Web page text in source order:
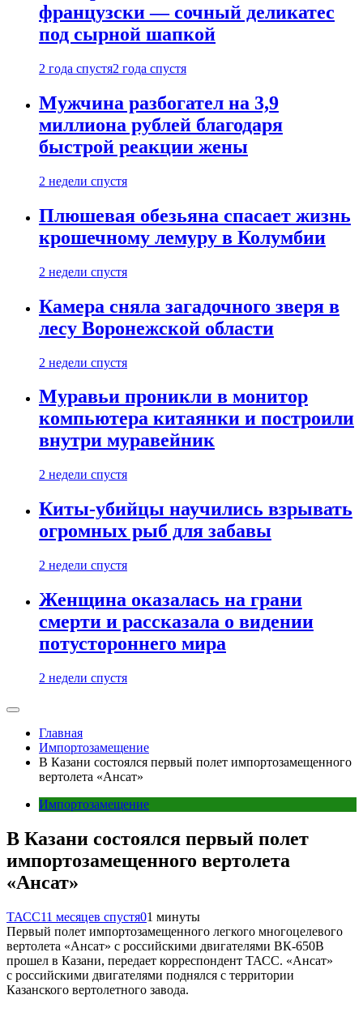
французски — сочный деликатес
под сырной шапкой
2 года спустя2 года спустя
Мужчина разбогател на 3,9
миллиона рублей благодаря
быстрой реакции жены
2 недели спустя
Плюшевая обезьяна спасает жизнь
крошечному лемуру в Колумбии
2 недели спустя
Камера сняла загадочного зверя в
лесу Воронежской области
2 недели спустя
Муравьи проникли в монитор
компьютера китаянки и построили
внутри муравейник
2 недели спустя
Киты-убийцы научились взрывать
огромных рыб для забавы
2 недели спустя
Женщина оказалась на грани
смерти и рассказала о видении
потустороннего мира
2 недели спустя
Главная
Импортозамещение
В Казани состоялся первый полет импортозамещенного
вертолета «Ансат»
Импортозамещение
В Казани состоялся первый полет
импортозамещенного вертолета
«Ансат»
ТАСС11 месяцев спустя01 минуты
Первый полет импортозамещенного легкого многоцелевого
вертолета «Ансат» с российскими двигателями ВК-650В
прошел в Казани, передает корреспондент ТАСС. «Ансат»
с российскими двигателями поднялся с территории
Казанского вертолетного завода.